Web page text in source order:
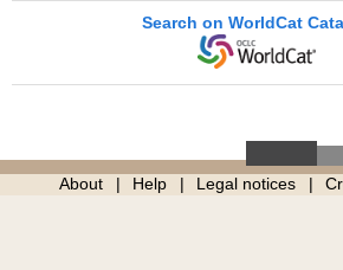
Search on WorldCat
About Help Legal notices